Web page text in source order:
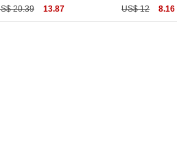
20.39
13.87
US$ 12
8.16